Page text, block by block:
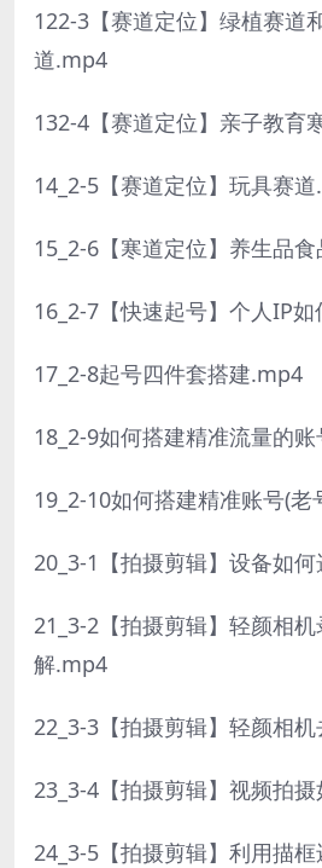
122-3【赛道定位】绿植赛道
道.mp4
132-4【赛道定位】亲子教育
14_2-5【赛道定位】玩具赛
15_2-6【寒道定位】养生品
16_2-7【快速起号】个人IP
17_2-8起号四件套搭建.mp4
18_2-9如何搭建精准流量的
19_2-10如何搭建精准账号(
20_3-1【拍摄剪辑】设备如
21_3-2【拍摄剪辑】轻颜相
解.mp4
22_3-3【拍摄剪辑】轻颜相
23_3-4【拍摄剪辑】视频拍
24_3-5【拍摄剪辑】利用描